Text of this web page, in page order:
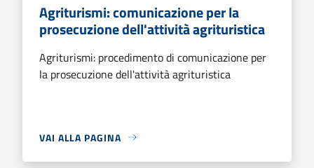
Agriturismi: comunicazione per la
prosecuzione dell'attività agrituristica
Agriturismi: procedimento di comunicazione per
la prosecuzione dell'attività agrituristica
VAI ALLA PAGINA